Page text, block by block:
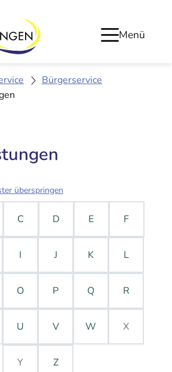
Menü
Bürgerservice
überspringen
C D E F
I J K L
O P Q R
U V W X
Y Z